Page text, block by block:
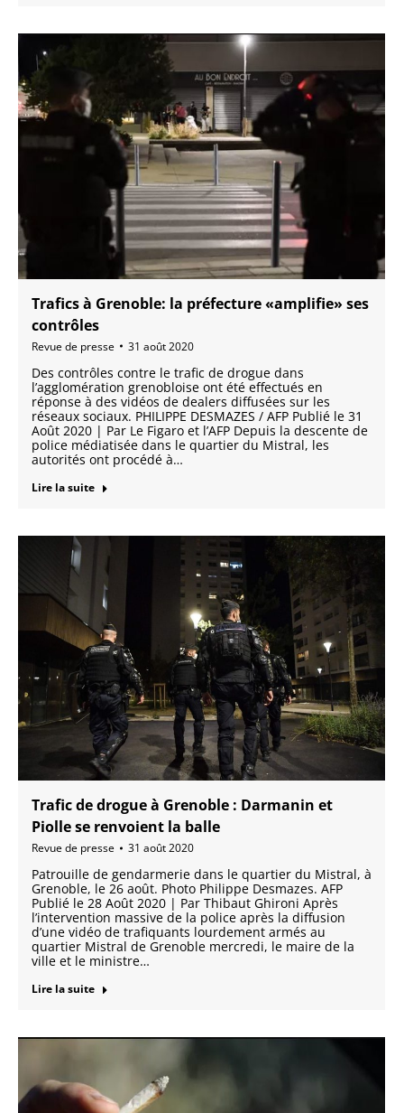
Trafics à Grenoble: la préfecture «amplifie» ses
contrôles
Revue de presse 31 août 2020
Des contrôles contre le trafic de drogue dans
l’agglomération grenobloise ont été effectués en
réponse à des vidéos de dealers diffusées sur les
réseaux sociaux. PHILIPPE DESMAZES / AFP Publié le 31
Août 2020 | Par Le Figaro et l’AFP Depuis la descente de
police médiatisée dans le quartier du Mistral, les
autorités ont procédé à…
Lire la suite
Trafic de drogue à Grenoble : Darmanin et
Piolle se renvoient la balle
Revue de presse 31 août 2020
Patrouille de gendarmerie dans le quartier du Mistral, à
Grenoble, le 26 août. Photo Philippe Desmazes. AFP
Publié le 28 Août 2020 | Par Thibaut Ghironi Après
l’intervention massive de la police après la diffusion
d’une vidéo de trafiquants lourdement armés au
quartier Mistral de Grenoble mercredi, le maire de la
ville et le ministre…
Lire la suite